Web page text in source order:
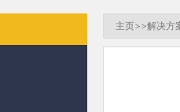
主页>>解决方